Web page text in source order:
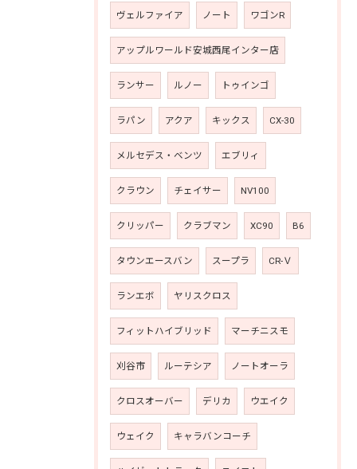
ヴェルファイア ノート ワゴンR
アップルワールド安城西尾インター店
ランサー ルノー トゥインゴ
ラパン アクア キックス CX-30
メルセデス・ベンツ エブリィ
クラウン チェイサー NV100
クリッパー クラブマン XC90 B6
タウンエースバン スープラ CR-Ｖ
ランエボ ヤリスクロス
フィットハイブリッド マーチニスモ
刈谷市 ルーテシア ノートオーラ
クロスオーバー デリカ ウエイク
ウェイク キャラバンコーチ